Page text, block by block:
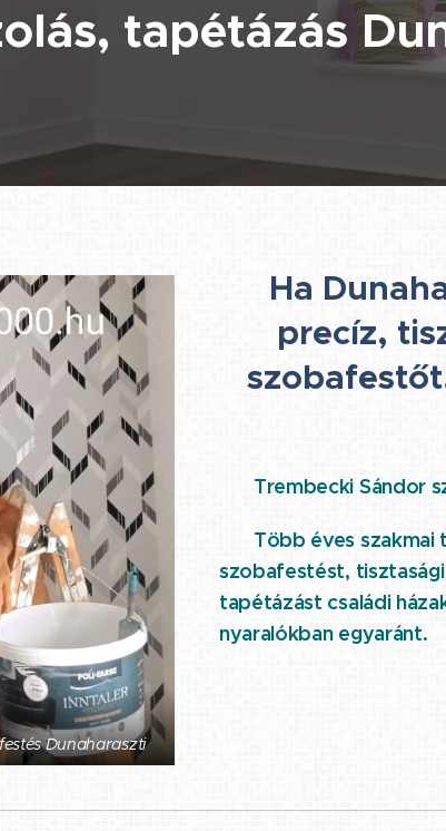
tapétázás
Dunaharaszti
Ha
precíz,
⭐ Trembecki Sándor
⭐ Több éves
szobafestést,
tapétázást családi
nyaralókban egyaránt.